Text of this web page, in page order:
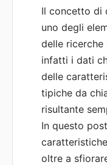
Il concetto di
uno degli
delle
infatti i dati
delle
tipiche da
risultante
In questo
oltre a